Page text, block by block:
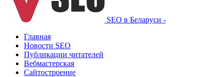
SEO в Беларуси -
Главная
Новости SEO
Публикации читателей
Вебмастерская
Сайтостроение